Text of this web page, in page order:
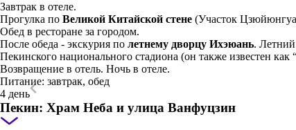
Завтрак в отеле.
Прогулка по Великой Китайской стене (Участок
Обед в ресторане за городом.
После обеда - экскурия по летнему дворцу Ихэюань.
Пекинского национального стадиона (он также известен
Возвращение в отель. Ночь в отеле.
Питание: завтрак, обед
4 день
Пекин: Храм Неба и улица Ванфуцзин